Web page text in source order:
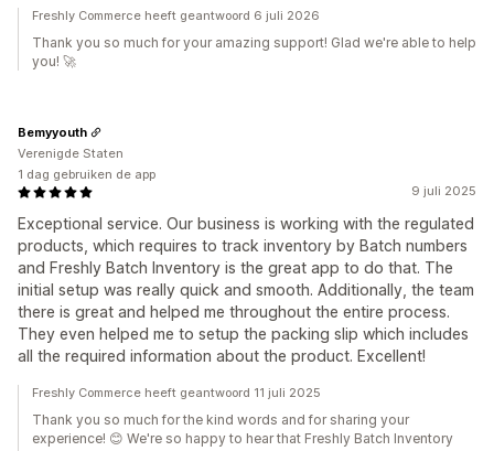
Freshly Commerce heeft geantwoord 6 juli 2026
Thank you so much for your amazing support! Glad we're able to help
you! 🚀
9 juli 2025
Exceptional service. Our business is working with the regulated
products, which requires to track inventory by Batch numbers
and Freshly Batch Inventory is the great app to do that. The
initial setup was really quick and smooth. Additionally, the team
there is great and helped me throughout the entire process.
They even helped me to setup the packing slip which includes
all the required information about the product. Excellent!
Bemyyouth
Verenigde Staten
1 dag gebruiken de app
Freshly Commerce heeft geantwoord 11 juli 2025
Thank you so much for the kind words and for sharing your
experience! 😊 We're so happy to hear that Freshly Batch Inventory